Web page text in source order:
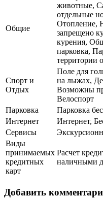
Общие
животные,
отдельные
Отопление,
запрещено
курения,
парковка,
территории
Спорт и
Отдых
Поле для
на лыжах,
Возможны
Велоспорт
Парковка
Парковка
Интернет
Интернет,
Сервисы
Виды
принимаемых
кредитных
карт
Расчет
наличными
Добавить